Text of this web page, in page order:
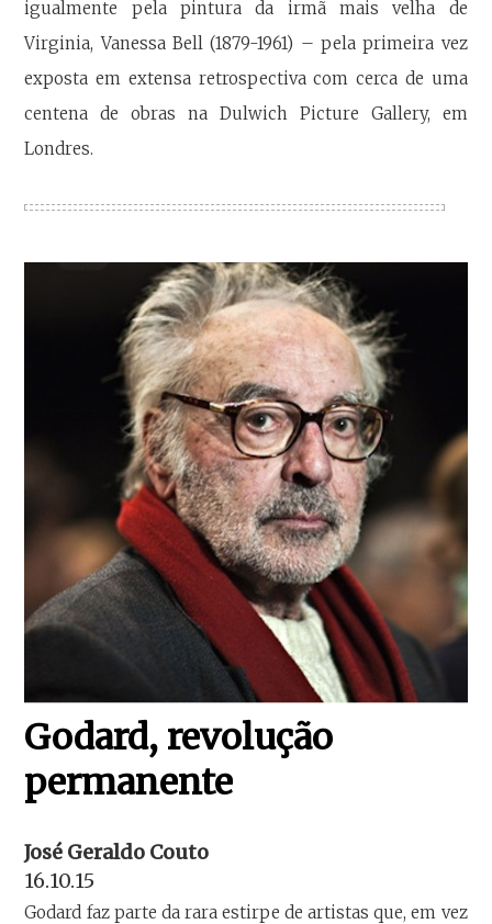
igualmente pela pintura da irmã mais velha de
Virginia, Vanessa Bell (1879-1961) – pela primeira vez
exposta em extensa retrospectiva com cerca de uma
centena de obras na Dulwich Picture Gallery, em
Londres.
Godard, revolução
permanente
José Geraldo Couto
16.10.15
Godard faz parte da rara estirpe de artistas que, em vez